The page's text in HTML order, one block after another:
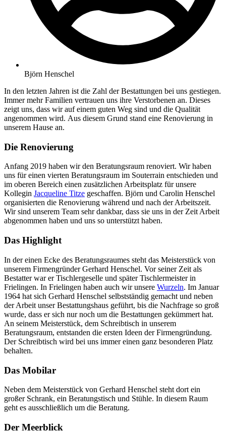
Björn Henschel
In den letzten Jahren ist die Zahl der Bestattungen bei uns gestiegen.
Immer mehr Familien vertrauen uns ihre Verstorbenen an. Dieses
zeigt uns, dass wir auf einem guten Weg sind und die Qualität
angenommen wird. Aus diesem Grund stand eine Renovierung in
unserem Hause an.
Die Renovierung
Anfang 2019 haben wir den Beratungsraum renoviert. Wir haben
uns für einen vierten Beratungsraum im Souterrain entschieden und
im oberen Bereich einen zusätzlichen Arbeitsplatz für unsere
Kollegin Jacqueline Titze geschaffen. Björn und Carolin Henschel
organisierten die Renovierung während und nach der Arbeitszeit.
Wir sind unserem Team sehr dankbar, dass sie uns in der Zeit Arbeit
abgenommen haben und uns so unterstützt haben.
Das Highlight
In der einen Ecke des Beratungsraumes steht das Meisterstück von
unserem Firmengründer Gerhard Henschel. Vor seiner Zeit als
Bestatter war er Tischlergeselle und später Tischlermeister in
Frielingen. In Frielingen haben auch wir unsere Wurzeln. Im Januar
1964 hat sich Gerhard Henschel selbstständig gemacht und neben
der Arbeit unser Bestattungshaus geführt, bis die Nachfrage so groß
wurde, dass er sich nur noch um die Bestattungen gekümmert hat.
An seinem Meisterstück, dem Schreibtisch in unserem
Beratungsraum, entstanden die ersten Ideen der Firmengründung.
Der Schreibtisch wird bei uns immer einen ganz besonderen Platz
behalten.
Das Mobilar
Neben dem Meisterstück von Gerhard Henschel steht dort ein
großer Schrank, ein Beratungstisch und Stühle. In diesem Raum
geht es ausschließlich um die Beratung.
Der Meerblick